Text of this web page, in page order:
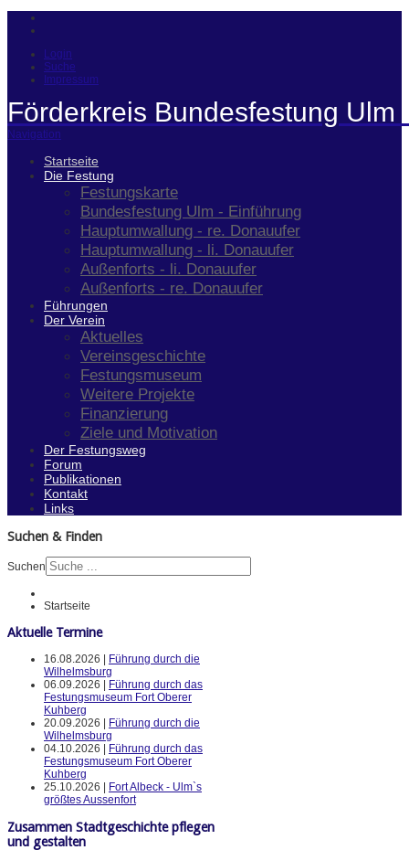
Login
Suche
Impressum
Förderkreis Bundesfestung Ulm
Navigation
Startseite
Die Festung
Festungskarte
Bundesfestung Ulm - Einführung
Hauptumwallung - re. Donauufer
Hauptumwallung - li. Donauufer
Außenforts - li. Donauufer
Außenforts - re. Donauufer
Führungen
Der Verein
Aktuelles
Vereinsgeschichte
Festungsmuseum
Weitere Projekte
Finanzierung
Ziele und Motivation
Der Festungsweg
Forum
Publikationen
Kontakt
Links
Suchen & Finden
Suchen
Startseite
Aktuelle Termine
16.08.2026 |
Führung durch die
Wilhelmsburg
06.09.2026 |
Führung durch das
Festungsmuseum Fort Oberer
Kuhberg
20.09.2026 |
Führung durch die
Wilhelmsburg
04.10.2026 |
Führung durch das
Festungsmuseum Fort Oberer
Kuhberg
25.10.2026 |
Fort Albeck - Ulm`s
größtes Aussenfort
Zusammen Stadtgeschichte pflegen
und gestalten